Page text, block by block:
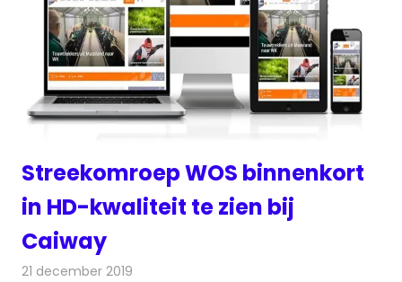
Streekomroep WOS binnenkort
in HD-kwaliteit te zien bij
Caiway
21 december 2019